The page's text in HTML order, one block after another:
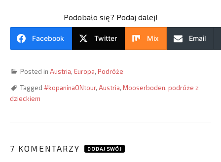
Podobało się? Podaj dalej!
Facebook Twitter Mix Email
Posted in Austria, Europa, Podróże
Tagged #kopaninaONtour, Austria, Mooserboden, podróże z
dzieckiem
7 KOMENTARZY DODAJ SWÓJ